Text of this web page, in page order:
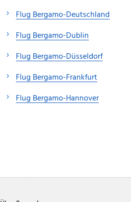
Flug Bergamo-Deutschland
Flug Bergamo-Dublin
Flug Bergamo-Düsseldorf
Flug Bergamo-Frankfurt
Flug Bergamo-Hannover